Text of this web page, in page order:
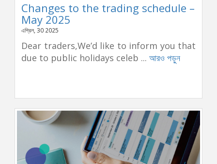
Changes to the trading schedule –
May 2025
এপ্রিল, 30 2025
Dear traders,We’d like to inform you that
due to public holidays celeb ... আরও পড়ুন